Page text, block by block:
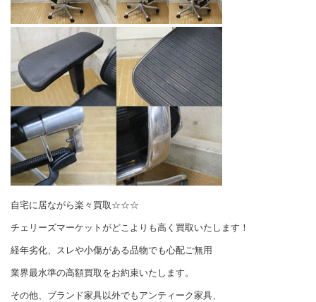
自宅に居ながら楽々買取☆☆☆
チェリーズマーケットがどこよりも高く買取いたします！
経年劣化、スレや小傷がある品物でも心配ご無用
業界最水準の高額買取をお約束いたします。
その他、ブランド家具以外でもアンティーク家具、